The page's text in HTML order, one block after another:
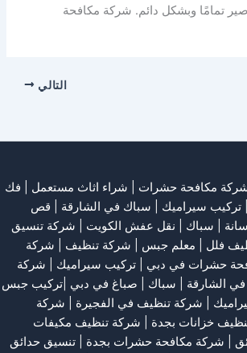
تمامًا وبشكل دائم. شركة مكافحة
التالي
مكافحة حشرات شراء اثاث مستعمل
فك
| تركيب سيراميك | سباك في الشارقة
قص
| سباك نقل عفش الكويت
شركة تنسيق
فلل معلم جبس شركة تنظيف
شركة
حشرات في دبي تركيب سيراميك
شركة
الشارقة | سباك | صباغ في دبي |تركيب جبس
شركة تنظيف في الفجيرة
شركة
خزانات بجدة
شركة تنظيف مكيفات
شركة مكافحة حشرات بجدة
تنسيق حدائق